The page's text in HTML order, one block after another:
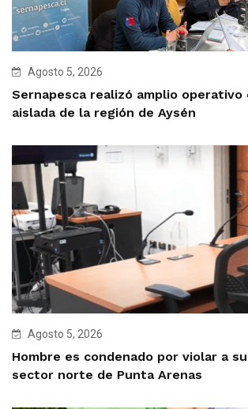
Agosto 5, 2026
Sernapesca realizó amplio operativo
aislada de la región de Aysén
Agosto 5, 2026
Hombre es condenado por violar a
sector norte de Punta Arenas